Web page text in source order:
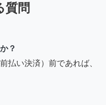
質問
？
払い決済）前であれば、